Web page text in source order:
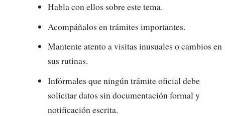
Habla con ellos sobre este tema.
Acompáñalos en trámites importantes.
Mantente atento a visitas inusuales o cambios en
sus rutinas.
Infórmales que ningún trámite oficial debe
solicitar datos sin documentación formal y
notificación escrita.